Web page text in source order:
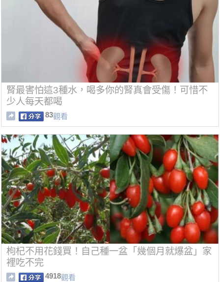
腎最害怕這3種水，喝多你的腎真會受傷！可惜不
少人每天都喝
83觀看
枸杞不用花錢買！自己種一盆「幾個月就爆盆」家
裡吃不完
4918觀看